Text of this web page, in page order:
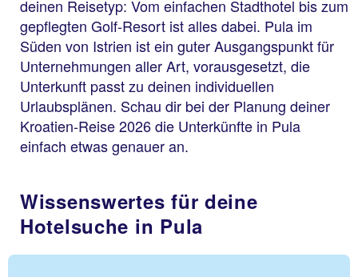
deinen Reisetyp: Vom einfachen Stadthotel bis zum
gepflegten Golf-Resort ist alles dabei. Pula im
Süden von Istrien ist ein guter Ausgangspunkt für
Unternehmungen aller Art, vorausgesetzt, die
Unterkunft passt zu deinen individuellen
Urlaubsplänen. Schau dir bei der Planung deiner
Kroatien-Reise 2026 die Unterkünfte in Pula
einfach etwas genauer an.
Wissenswertes für deine
Hotelsuche in Pula